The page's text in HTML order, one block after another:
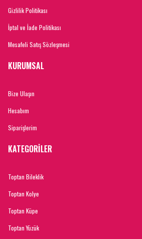
Gizlilik Politikası
İptal ve İade Politikası
Mesafeli Satış Sözleşmesi
KURUMSAL
Bize Ulaşın
Hesabım
Siparişlerim
KATEGORİLER
Toptan Bileklik
Toptan Kolye
Toptan Küpe
Toptan Yüzük